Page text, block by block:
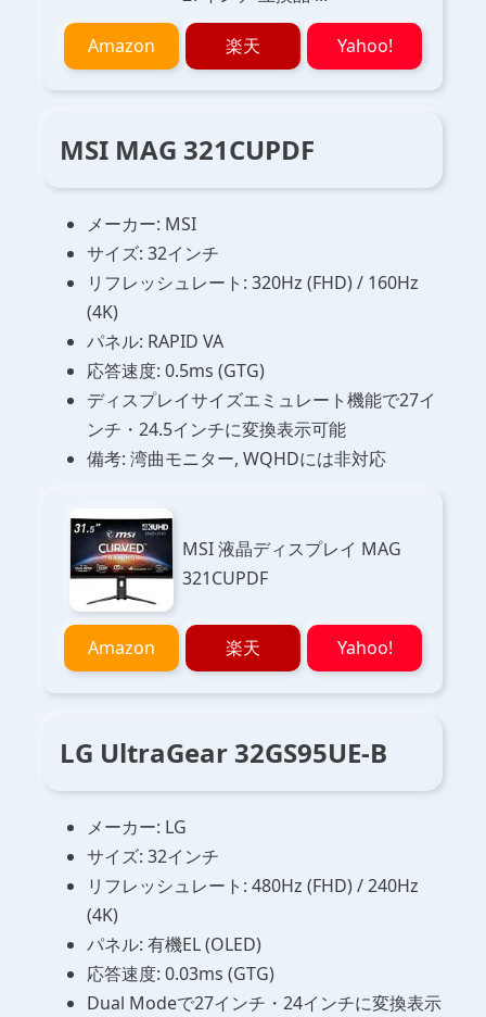
Amazon 楽天 Yahoo!
MSI MAG 321CUPDF
メーカー: MSI
サイズ: 32インチ
リフレッシュレート: 320Hz (FHD) / 160Hz
(4K)
パネル: RAPID VA
応答速度: 0.5ms (GTG)
ディスプレイサイズエミュレート機能で27イ
ンチ・24.5インチに変換表示可能
備考: 湾曲モニター, WQHDには非対応
MSI 液晶ディスプレイ MAG
321CUPDF
Amazon 楽天 Yahoo!
LG UltraGear 32GS95UE-B
メーカー: LG
サイズ: 32インチ
リフレッシュレート: 480Hz (FHD) / 240Hz
(4K)
パネル: 有機EL (OLED)
応答速度: 0.03ms (GTG)
Dual Modeで27インチ・24インチに変換表示